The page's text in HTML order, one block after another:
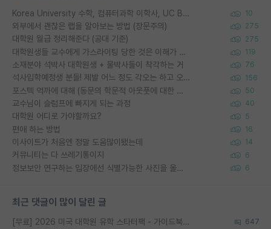
Korea University 수학, 컴퓨터과학 이학사, UC Berkeley 산업공학 대학원 공학박사가 되는 것은 쉽지 않겠죠? 10
외부에서 괜찮은 랩을 알아보는 방법 (장문주의) 275
대학원 월급 정리해준다 (공대 기준) 275
대학원생들 교수에게 가스라이팅 당한 것은 이해가 갑니다. 안타깝네요. 119
소재분야 석박사 대학원생 + 물박사들이 착각하는 거 76
석사입학예정생 분들! 제발 어느 정도 각오는 하고 오세요. 156
포스텍 억까에 대해 (동문의 학문적 아웃풋에 대한 반박) 50
교수님이 슬럼프에 빠지게 되는 과정 40
대학원 어디로 가야할까요? 5
편애 하는 방법 16
이사이트가 처음엔 정말 도움많이됐는데 14
커뮤니티는 다 쓰레기통이지 6
정보보안 연구하는 입장에선 식별가능한 사진을 올리는건 비추이긴함 6
최근 댓글이 많이 달린 글
[무료] 2026 미국 대학원 유학 스타터팩 - 가이드북 & 합격자 컨택메일 템플릿 647